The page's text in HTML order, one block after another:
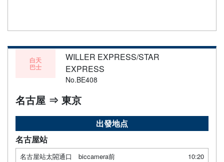
白天
巴士
WILLER EXPRESS/STAR
EXPRESS
No.BE408
名古屋 ⇒ 東京
出發地点
名古屋站
名古屋站太閤通口 biccamera前 10:20